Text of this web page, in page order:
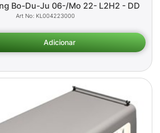
Bo-Du-Ju 06-/Mo 22- L2H2 - DD
KL004223000